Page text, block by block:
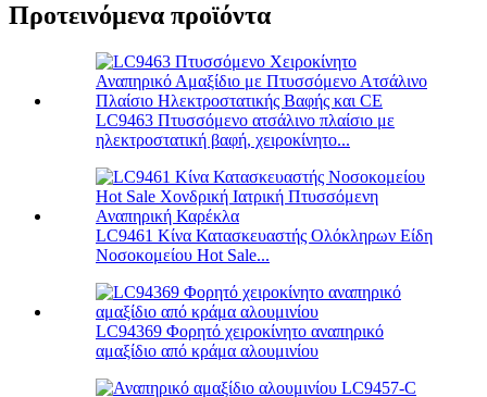
Προτεινόμενα προϊόντα
LC9463 Πτυσσόμενο ατσάλινο πλαίσιο με
ηλεκτροστατική βαφή, χειροκίνητο...
LC9461 Κίνα Κατασκευαστής Ολόκληρων Είδη
Νοσοκομείου Hot Sale...
LC94369 Φορητό χειροκίνητο αναπηρικό
αμαξίδιο από κράμα αλουμινίου